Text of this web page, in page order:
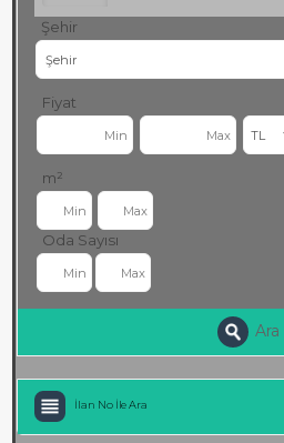
Şehir
Fiyat
m²
Oda Sayısı
Ara
İlan No İle Ara